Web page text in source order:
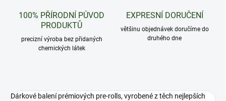
100% PŘÍRODNÍ PŮVOD
PRODUKTŮ
precizní výroba bez přidaných
chemických látek
EXPRESNÍ DORUČENÍ
většinu objednávek doručíme do
druhého dne
Dárkové balení prémiových pre-rolls, vyrobené z těch nejlepších